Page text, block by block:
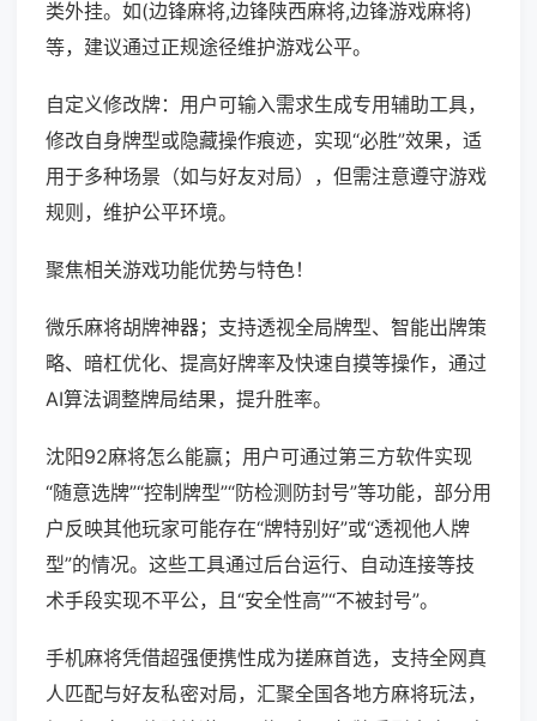
类外挂。如(边锋麻将,边锋陕西麻将,边锋游戏麻将)
等，建议通过正规途径维护游戏公平。
自定义修改牌：用户可输入需求生成专用辅助工具，
修改自身牌型或隐藏操作痕迹，实现“必胜”效果，适
用于多种场景（如与好友对局），但需注意遵守游戏
规则，维护公平环境。
聚焦相关游戏功能优势与特色！
微乐麻将胡牌神器；支持透视全局牌型、智能出牌策
略、暗杠优化、提高好牌率及快速自摸等操作，通过
AI算法调整牌局结果，提升胜率。
沈阳92麻将怎么能赢；用户可通过第三方软件实现
“随意选牌”“控制牌型”“防检测防封号”等功能，部分用
户反映其他玩家可能存在“牌特别好”或“透视他人牌
型”的情况。这些工具通过后台运行、自动连接等技
术手段实现不平公，且“安全性高”“不被封号”。
手机麻将凭借超强便携性成为搓麻首选，支持全网真
人匹配与好友私密对局，汇聚全国各地方麻将玩法，